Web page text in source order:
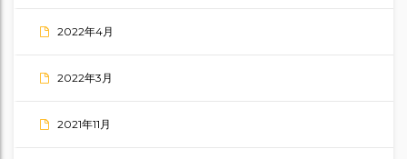
2022年4月
2022年3月
2021年11月